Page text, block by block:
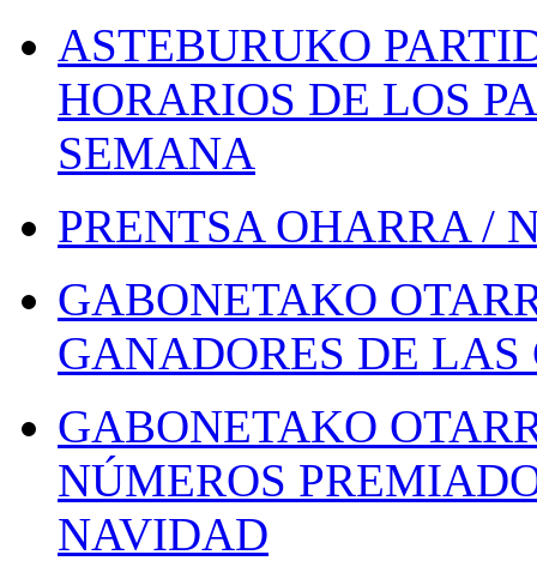
ASTEBURUKO
HORARIOS DE LOS
SEMANA
PRENTSA OHARRA /
GABONETAKO
GANADORES DE
GABONETAKO
NÚMEROS
NAVIDAD